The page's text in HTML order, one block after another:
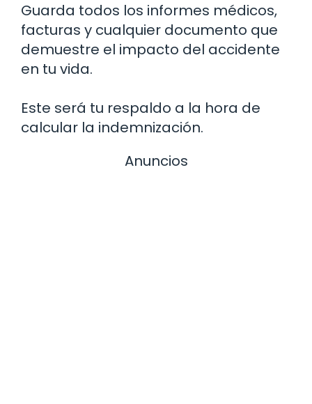
Guarda todos los informes médicos,
facturas y cualquier documento que
demuestre el impacto del accidente
en tu vida.
Este será tu respaldo a la hora de
calcular la indemnización.
Anuncios